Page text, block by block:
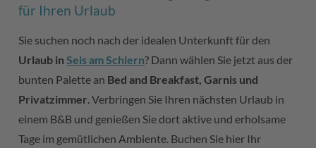
für Ihren Urlaub
Sie suchen noch nach der idealen Unterkunft für den
Urlaub in Seis am Schlern? Dann wählen Sie jetzt aus der
bunten Palette an Bed and Breakfast, Garnis und
Privatzimmer . Verbringen Sie Ihren nächsten Urlaub in
einem B&B und genießen Sie dort aktive und erholsame
Tage im gemütlichen Ambiente. Buchen Sie hier Ihr